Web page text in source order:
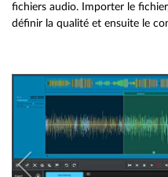
fichiers audio. Importer le
définir la qualité et ensuite le